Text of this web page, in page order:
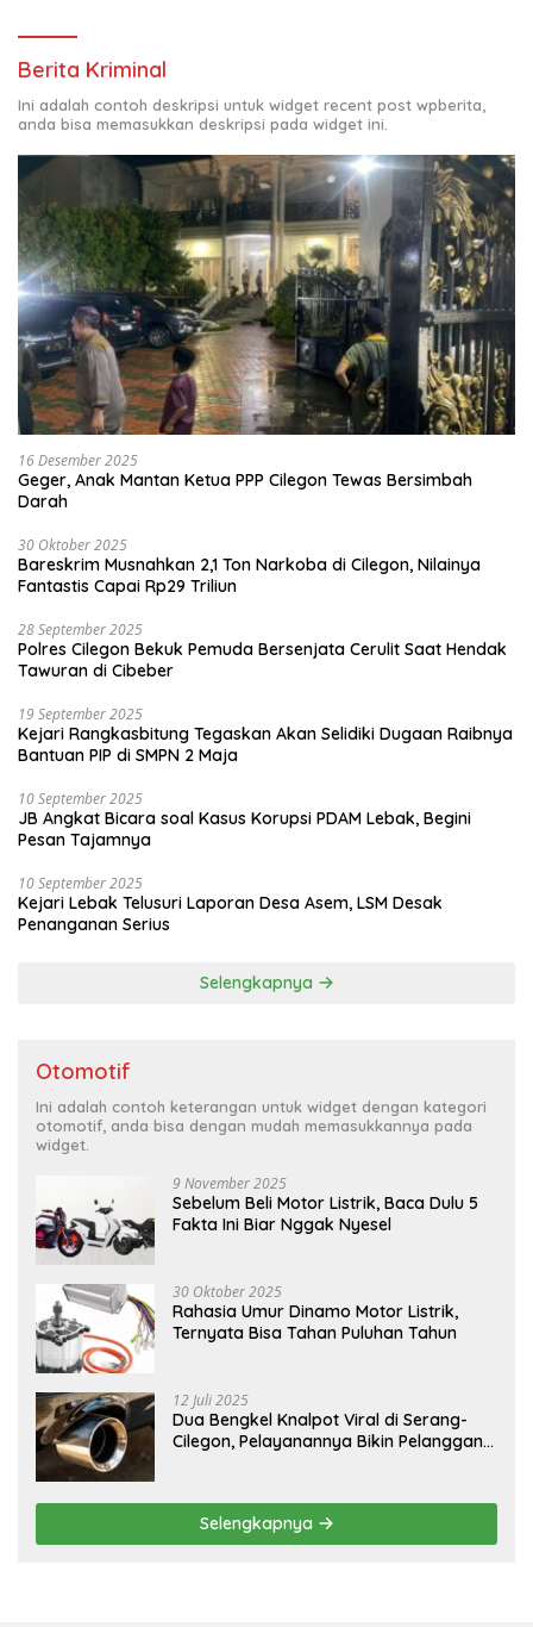
Berita Kriminal
Ini adalah contoh deskripsi untuk widget recent post wpberita,
anda bisa memasukkan deskripsi pada widget ini.
16 Desember 2025
Geger, Anak Mantan Ketua PPP Cilegon Tewas Bersimbah
Darah
30 Oktober 2025
Bareskrim Musnahkan 2,1 Ton Narkoba di Cilegon, Nilainya
Fantastis Capai Rp29 Triliun
28 September 2025
Polres Cilegon Bekuk Pemuda Bersenjata Cerulit Saat Hendak
Tawuran di Cibeber
19 September 2025
Kejari Rangkasbitung Tegaskan Akan Selidiki Dugaan Raibnya
Bantuan PIP di SMPN 2 Maja
10 September 2025
JB Angkat Bicara soal Kasus Korupsi PDAM Lebak, Begini
Pesan Tajamnya
10 September 2025
Kejari Lebak Telusuri Laporan Desa Asem, LSM Desak
Penanganan Serius
Selengkapnya
Otomotif
Ini adalah contoh keterangan untuk widget dengan kategori
otomotif, anda bisa dengan mudah memasukkannya pada
widget.
9 November 2025
Sebelum Beli Motor Listrik, Baca Dulu 5
Fakta Ini Biar Nggak Nyesel
30 Oktober 2025
Rahasia Umur Dinamo Motor Listrik,
Ternyata Bisa Tahan Puluhan Tahun
12 Juli 2025
Dua Bengkel Knalpot Viral di Serang-
Cilegon, Pelayanannya Bikin Pelanggan
Selengkapnya